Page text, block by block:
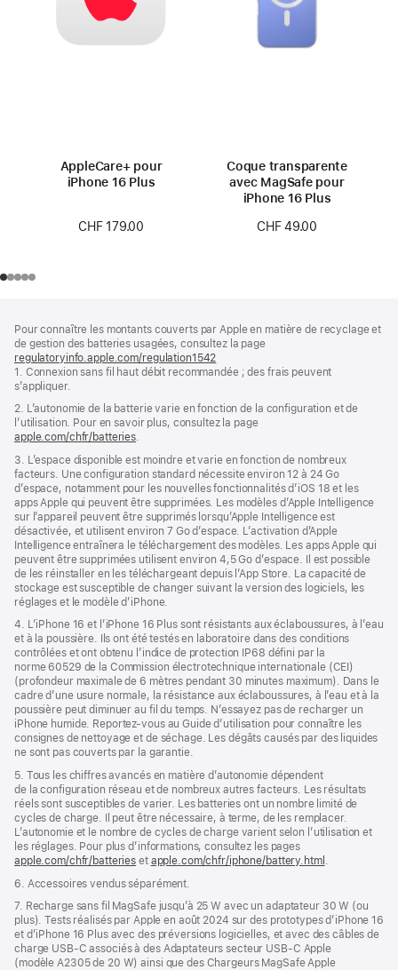
AppleCare+ pour
iPhone 16 Plus
CHF 179.00
Coque transparente
avec MagSafe pour
iPhone 16 Plus
CHF 49.00
de
page
de
bas
de
page
Pour connaître les montants couverts par Apple en matière de recyclage et
de gestion des batteries usagées, consultez la page
regulatoryinfo.apple.com/regulation1542
dans
fenêtre)
1. Connexion sans fil haut débit recommandée ; des frais peuvent
s’appliquer.
2. L’autonomie de la batterie varie en fonction de la configuration et de
l’utilisation. Pour en savoir plus, consultez la page
apple.com/chfr/batteries.
3. L’espace disponible est moindre et varie en fonction de nombreux
facteurs. Une configuration standard nécessite environ 12 à 24 Go
d’espace, notamment pour les nouvelles fonctionnalités d’iOS 18 et les
apps Apple qui peuvent être supprimées. Les modèles d’Apple Intelligence
sur l’appareil peuvent être supprimés lorsqu’Apple Intelligence est
désactivée, et utilisent environ 7 Go d’espace. L’activation d’Apple
Intelligence entraînera le téléchargement des modèles. Les apps Apple qui
peuvent être supprimées utilisent environ 4,5 Go d’espace. Il est possible
de les réinstaller en les téléchargeant depuis l’App Store. La capacité de
stockage est susceptible de changer suivant la version des logiciels, les
réglages et le modèle d’iPhone.
4. L’iPhone 16 et l’iPhone 16 Plus sont résistants aux éclaboussures, à l’eau
et à la poussière. Ils ont été testés en laboratoire dans des conditions
contrôlées et ont obtenu l’indice de protection IP68 défini par la
norme 60529 de la Commission électrotechnique internationale (CEI)
(profondeur maximale de 6 mètres pendant 30 minutes maximum). Dans le
cadre d’une usure normale, la résistance aux éclaboussures, à l’eau et à la
poussière peut diminuer au fil du temps. N’essayez pas de recharger un
iPhone humide. Reportez‑vous au Guide d’utilisation pour connaître les
consignes de nettoyage et de séchage. Les dégâts causés par des liquides
ne sont pas couverts par la garantie.
5. Tous les chiffres avancés en matière d’autonomie dépendent
de la configuration réseau et de nombreux autres facteurs. Les résultats
réels sont susceptibles de varier. Les batteries ont un nombre limité de
cycles de charge. Il peut être nécessaire, à terme, de les remplacer.
L’autonomie et le nombre de cycles de charge varient selon l’utilisation et
les réglages. Pour plus d’informations, consultez les pages
apple.com/chfr/batteries et apple.com/chfr/iphone/battery.html .
6. Accessoires vendus séparément.
7. Recharge sans fil MagSafe jusqu’à 25 W avec un adaptateur 30 W (ou
plus). Tests réalisés par Apple en août 2024 sur des prototypes d’iPhone 16
et d’iPhone 16 Plus avec des préversions logicielles, et avec des câbles de
charge USB‑C associés à des Adaptateurs secteur USB‑C Apple
(modèle A2305 de 20 W) ainsi que des Chargeurs MagSafe Apple